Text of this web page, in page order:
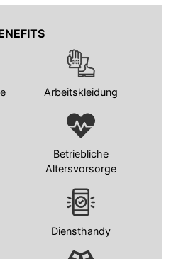
Arbeitskleidung
Betriebliche
Altersvorsorge
Diensthandy